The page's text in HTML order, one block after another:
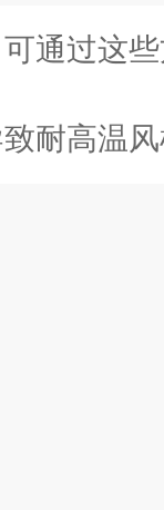
这些方法防止
高温风机轴承